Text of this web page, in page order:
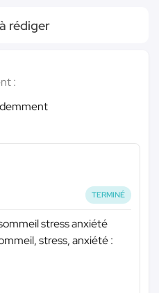
rédiger
:
TERMINÉ
stress anxiété
stress, anxiété :